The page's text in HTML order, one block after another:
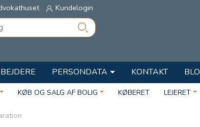
Kundelogin
PERSONDATA KONTAKT
KØB OG SALG AF BOLIG KØBERET LEJERET